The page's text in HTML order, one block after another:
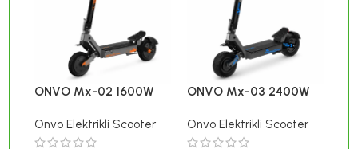
ONVO Mx-02 1600W
MX2026 Serisi
Onvo Elektrikli Scooter
ONVO Mx-03 2400W
MX2026 Serisi
Onvo Elektrikli Scooter